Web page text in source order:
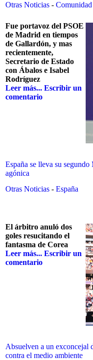
Otras Noticias -
Fue portavoz del PSOE
de Madrid en tiempos
de Gallardón, y mas
recientemente,
Secretario de Estado
con Ábalos e Isabel
Rodríguez
Leer más... Escribir un
comentario
España se lleva su
agónica
Otras Noticias - España
El árbitro anuló dos
goles resucitando el
fantasma de Corea
Leer más... Escribir un
comentario
Absuelven a un exconcejal
contra el medio ambiente